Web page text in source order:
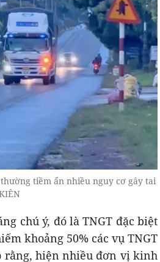
tiềm ẩn nhiều nguy cơ gây tai
chú ý, đó là TNGT đặc biệt
khoảng 50% các vụ TNGT
rằng, hiện nhiều đơn vị kinh